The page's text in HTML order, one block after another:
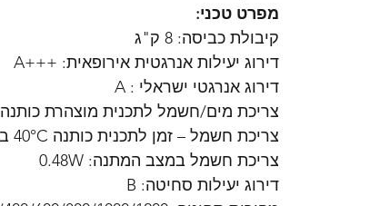
מפרט טכני:
קיבולת כביסה: 8 ק"ג
דירוג יעילות אנרגטית אירופאית: +++A
דירוג אנרגטי ישראלי : A
צריכת מים/חשמל לתכנית מוצהרת כותנה 60°C ECO , בקיבולת מלאה 48 ליטר/1.12 קוט"ש
צריכת חשמל – זמן לתכנית כותנה 40°C בקיבולת מלאה: 0.87 קוט"ש- 158 דק'.
צריכת חשמל במצב המתנה: 0.48W
דירוג יעילות סחיטה: B